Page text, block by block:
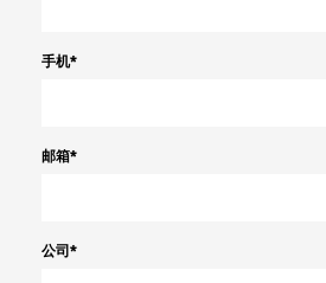
手机*
邮箱*
公司*